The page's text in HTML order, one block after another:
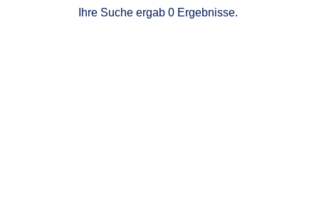
Ihre Suche ergab 0 Ergebnisse.